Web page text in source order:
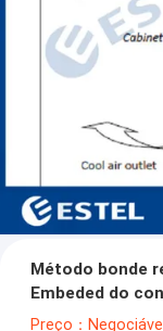
Método bonde
Embeded do
capacidade da
Preço：Negociável